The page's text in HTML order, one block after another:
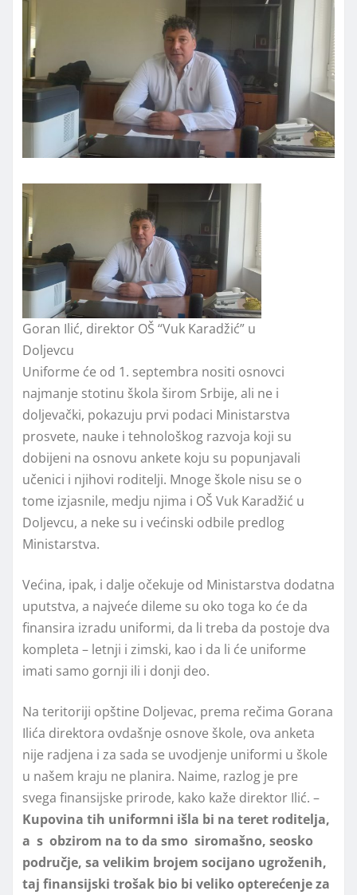
Goran Ilić, direktor OŠ “Vuk Karadžić” u
Doljevcu
Uniforme će od 1. septembra nositi osnovci
najmanje stotinu škola širom Srbije, ali ne i
doljevački, pokazuju prvi podaci Ministarstva
prosvete, nauke i tehnološkog razvoja koji su
dobijeni na osnovu ankete koju su popunjavali
učenici i njihovi roditelji. Mnoge škole nisu se o
tome izjasnile, medju njima i OŠ Vuk Karadžić u
Doljevcu, a neke su i većinski odbile predlog
Ministarstva.
Većina, ipak, i dalje očekuje od Ministarstva dodatna
uputstva, a najveće dileme su oko toga ko će da
finansira izradu uniformi, da li treba da postoje dva
kompleta – letnji i zimski, kao i da li će uniforme
imati samo gornji ili i donji deo.
Na teritoriji opštine Doljevac, prema rečima Gorana
Ilića direktora ovdašnje osnove škole, ova anketa
nije radjena i za sada se uvodjenje uniformi u škole
u našem kraju ne planira. Naime, razlog je pre
svega finansijske prirode, kako kaže direktor Ilić. –
Kupovina tih uniformni išla bi na teret roditelja,
a s obzirom na to da smo siromašno, seosko
područje, sa velikim brojem socijano ugroženih,
taj finansijski trošak bio bi veliko opterećenje za